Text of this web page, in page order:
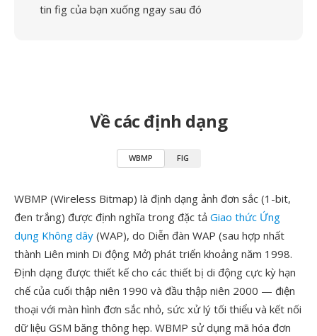
tin fig của bạn xuống ngay sau đó
Về các định dạng
WBMP FIG
WBMP (Wireless Bitmap) là định dạng ảnh đơn sắc (1-bit,
đen trắng) được định nghĩa trong đặc tả Giao thức Ứng
dụng Không dây (WAP), do Diễn đàn WAP (sau hợp nhất
thành Liên minh Di động Mở) phát triển khoảng năm 1998.
Định dạng được thiết kế cho các thiết bị di động cực kỳ hạn
chế của cuối thập niên 1990 và đầu thập niên 2000 — điện
thoại với màn hình đơn sắc nhỏ, sức xử lý tối thiểu và kết nối
dữ liệu GSM băng thông hẹp. WBMP sử dụng mã hóa đơn